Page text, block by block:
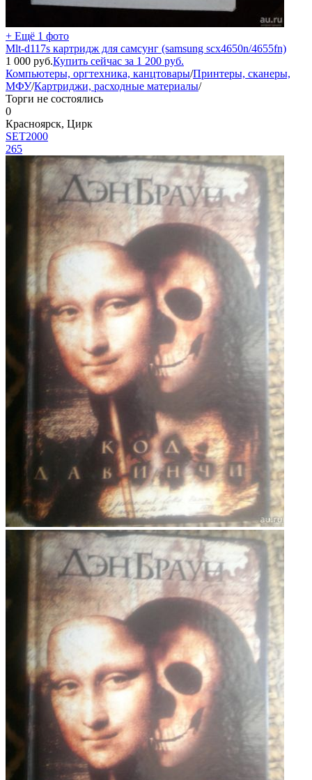
+ Ещё 1 фото
Mlt-d117s картридж для самсунг (samsung scx4650n/4655fn)
1 000 руб.Купить сейчас за 1 200 руб.
Компьютеры, оргтехника, канцтовары/Принтеры, сканеры,
МФУ/Картриджи, расходные материалы/
Торги не состоялись
0
Красноярск, Цирк
SET2000
265